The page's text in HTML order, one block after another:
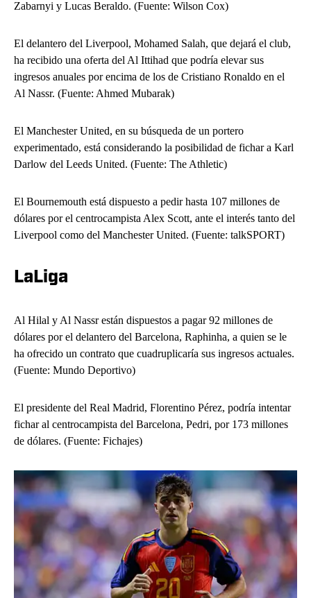
Zabarnyi y Lucas Beraldo. (Fuente: Wilson Cox)
El delantero del Liverpool, Mohamed Salah, que dejará el club,
ha recibido una oferta del Al Ittihad que podría elevar sus
ingresos anuales por encima de los de Cristiano Ronaldo en el
Al Nassr. (Fuente: Ahmed Mubarak)
El Manchester United, en su búsqueda de un portero
experimentado, está considerando la posibilidad de fichar a Karl
Darlow del Leeds United. (Fuente: The Athletic)
El Bournemouth está dispuesto a pedir hasta 107 millones de
dólares por el centrocampista Alex Scott, ante el interés tanto del
Liverpool como del Manchester United. (Fuente: talkSPORT)
LaLiga
Al Hilal y Al Nassr están dispuestos a pagar 92 millones de
dólares por el delantero del Barcelona, ​​Raphinha, a quien se le
ha ofrecido un contrato que cuadruplicaría sus ingresos actuales.
(Fuente: Mundo Deportivo)
El presidente del Real Madrid, Florentino Pérez, podría intentar
fichar al centrocampista del Barcelona, ​​Pedri, por 173 millones
de dólares. (Fuente: Fichajes)